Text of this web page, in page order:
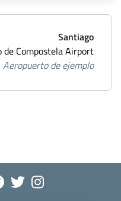
Santiago
Compostela Airport
Aeropuerto de ejemplo